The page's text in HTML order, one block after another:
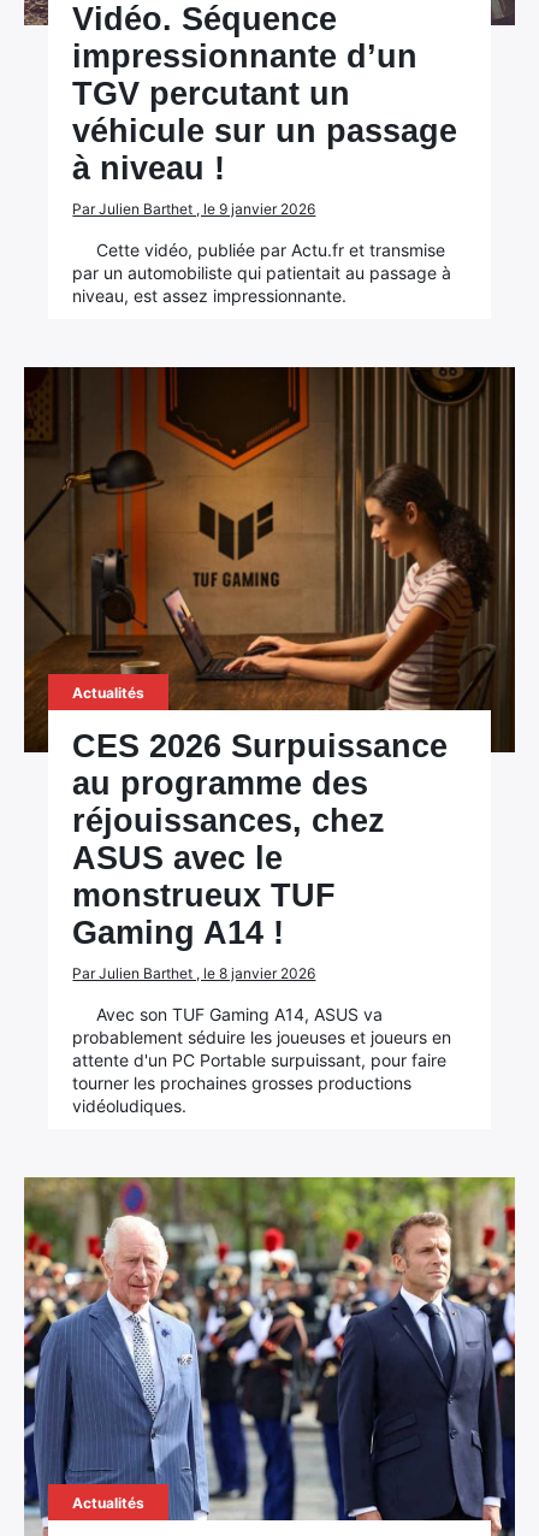
Vidéo. Séquence
impressionnante d’un
TGV percutant un
véhicule sur un passage
à niveau !
Par Julien Barthet , le 9 janvier 2026
Cette vidéo, publiée par Actu.fr et transmise
par un automobiliste qui patientait au passage à
niveau, est assez impressionnante.
Actualités
CES 2026 Surpuissance
au programme des
réjouissances, chez
ASUS avec le
monstrueux TUF
Gaming A14 !
Par Julien Barthet , le 8 janvier 2026
Avec son TUF Gaming A14, ASUS va
probablement séduire les joueuses et joueurs en
attente d'un PC Portable surpuissant, pour faire
tourner les prochaines grosses productions
vidéoludiques.
Actualités